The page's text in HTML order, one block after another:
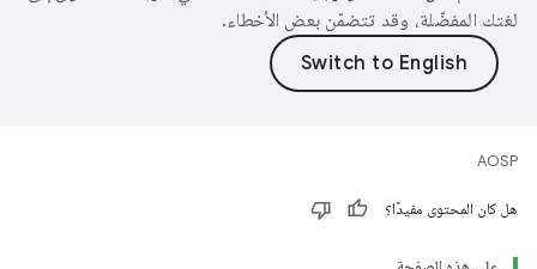
لغتك المفضّلة، وقد تتضمّن بعض الأخطاء.
AOSP
هل كان المحتوى مفيدًا؟